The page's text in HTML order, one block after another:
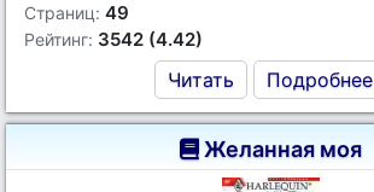
Страниц: 49
Рейтинг: 3542 (4.42)
Читать Подробнее
Желанная моя